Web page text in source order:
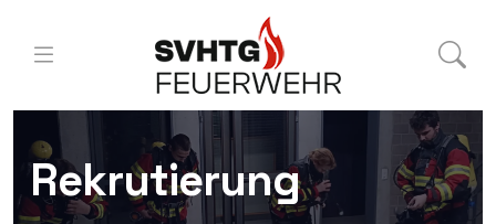
Rekrutierung